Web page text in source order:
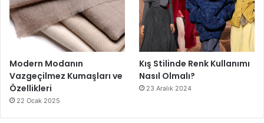
Modern Modanın
Vazgeçilmez Kumaşları ve
Özellikleri
22 Ocak 2025
Kış Stilinde Renk Kullanımı
Nasıl Olmalı?
23 Aralık 2024